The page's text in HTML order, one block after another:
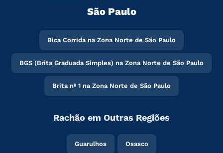
São Paulo
Bica Corrida na Zona Norte de São Paulo
BGS (Brita Graduada Simples) na Zona Norte de São Paulo
Brita nº 1 na Zona Norte de São Paulo
Rachão em Outras Regiões
Guarulhos Osasco